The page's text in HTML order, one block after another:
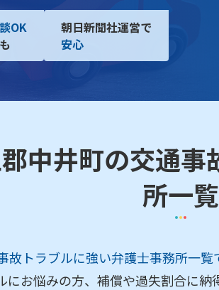
OK
朝日新聞社運営で
安心
中井町の交通
所一覧
トラブルに強い弁護士事務所一覧
にお悩みの方、補償や過失割合に